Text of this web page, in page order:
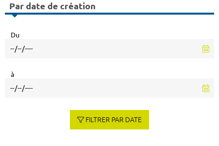
Par date de création
Du
à
FILTRER PAR DATE